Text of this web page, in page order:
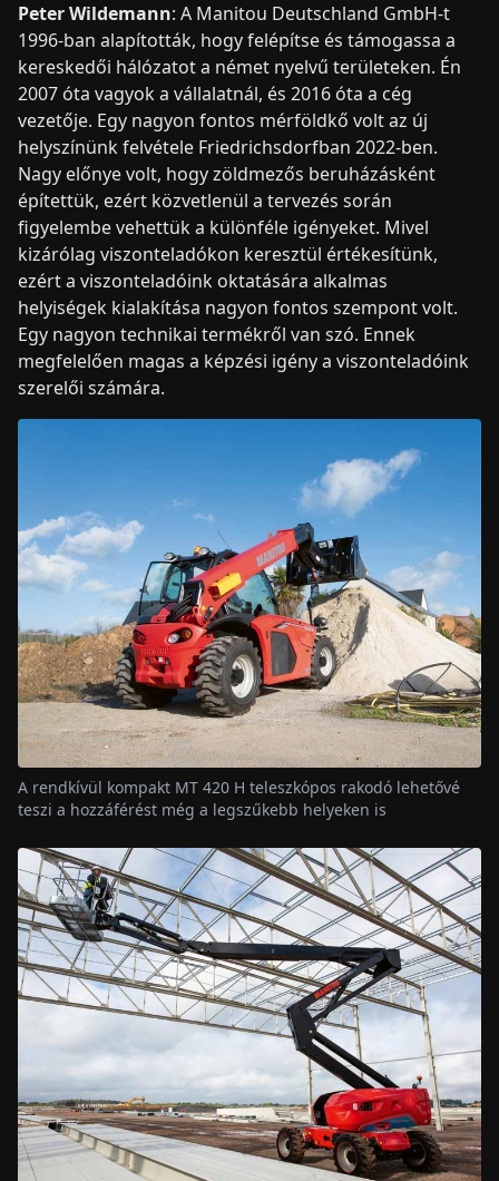
Peter Wildemann: A Manitou Deutschland GmbH-t
1996-ban alapították, hogy felépítse és támogassa a
kereskedői hálózatot a német nyelvű területeken. Én
2007 óta vagyok a vállalatnál, és 2016 óta a cég
vezetője. Egy nagyon fontos mérföldkő volt az új
helyszínünk felvétele Friedrichsdorfban 2022-ben.
Nagy előnye volt, hogy zöldmezős beruházásként
építettük, ezért közvetlenül a tervezés során
figyelembe vehettük a különféle igényeket. Mivel
kizárólag viszonteladókon keresztül értékesítünk,
ezért a viszonteladóink oktatására alkalmas
helyiségek kialakítása nagyon fontos szempont volt.
Egy nagyon technikai termékről van szó. Ennek
megfelelően magas a képzési igény a viszonteladóink
szerelői számára.
A rendkívül kompakt MT 420 H teleszkópos rakodó lehetővé
teszi a hozzáférést még a legszűkebb helyeken is